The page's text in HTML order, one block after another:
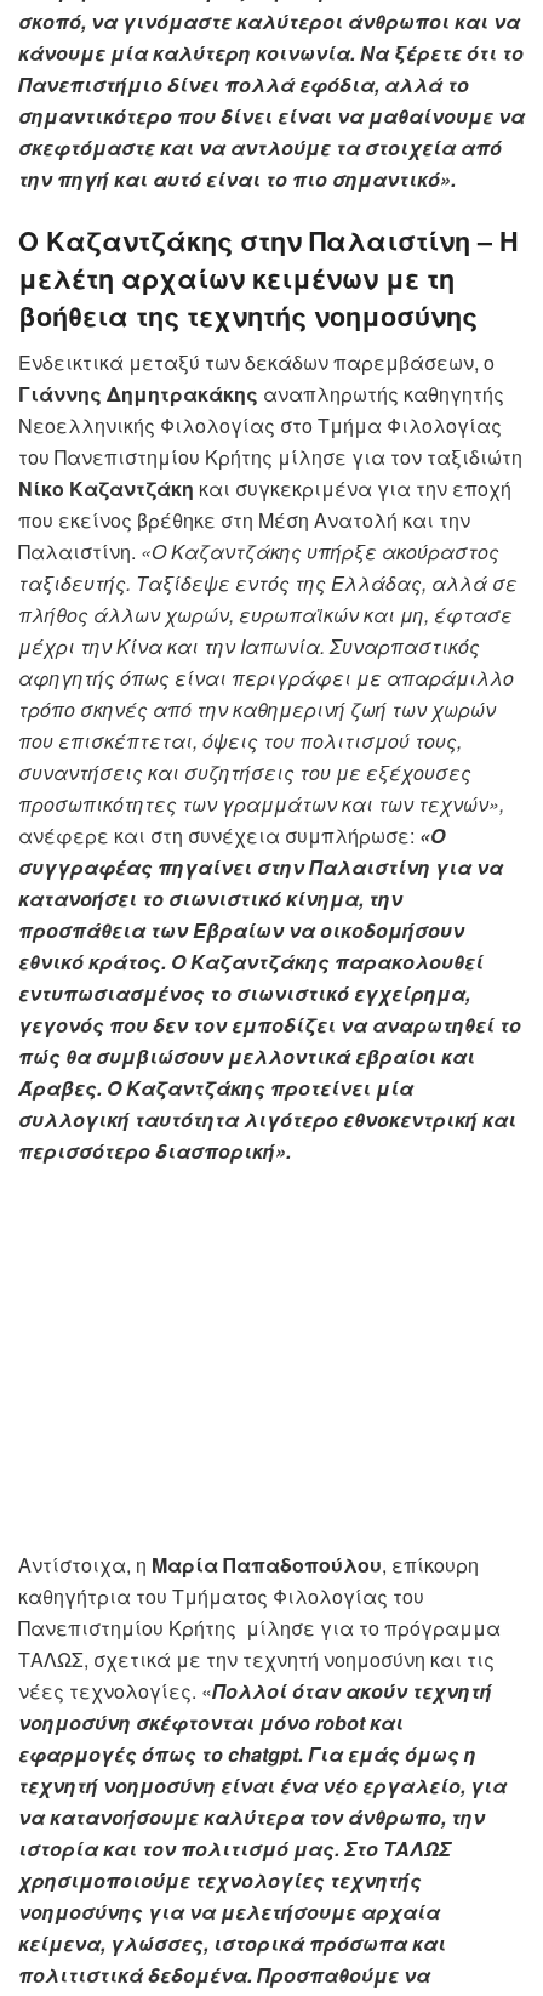
σκοπό, να γινόμαστε καλύτεροι άνθρωποι και να
κάνουμε μία καλύτερη κοινωνία. Να ξέρετε ότι το
Πανεπιστήμιο δίνει πολλά εφόδια, αλλά το
σημαντικότερο που δίνει είναι να μαθαίνουμε να
σκεφτόμαστε και να αντλούμε τα στοιχεία από
την πηγή και αυτό είναι το πιο σημαντικό».
Ο Καζαντζάκης στην Παλαιστίνη – Η
μελέτη αρχαίων κειμένων με τη
βοήθεια της τεχνητής νοημοσύνης
Ενδεικτικά μεταξύ των δεκάδων παρεμβάσεων, ο
Γιάννης Δημητρακάκης αναπληρωτής καθηγητής
Νεοελληνικής Φιλολογίας στο Τμήμα Φιλολογίας
του Πανεπιστημίου Κρήτης μίλησε για τον ταξιδιώτη
Νίκο Καζαντζάκη και συγκεκριμένα για την εποχή
που εκείνος βρέθηκε στη Μέση Ανατολή και την
Παλαιστίνη. «Ο Καζαντζάκης υπήρξε ακούραστος
ταξιδευτής. Ταξίδεψε εντός της Ελλάδας, αλλά σε
πλήθος άλλων χωρών, ευρωπαϊκών και μη, έφτασε
μέχρι την Κίνα και την Ιαπωνία. Συναρπαστικός
αφηγητής όπως είναι περιγράφει με απαράμιλλο
τρόπο σκηνές από την καθημερινή ζωή των χωρών
που επισκέπτεται, όψεις του πολιτισμού τους,
συναντήσεις και συζητήσεις του με εξέχουσες
προσωπικότητες των γραμμάτων και των τεχνών»,
ανέφερε και στη συνέχεια συμπλήρωσε: «Ο
συγγραφέας πηγαίνει στην Παλαιστίνη για να
κατανοήσει το σιωνιστικό κίνημα, την
προσπάθεια των Εβραίων να οικοδομήσουν
εθνικό κράτος. Ο Καζαντζάκης παρακολουθεί
εντυπωσιασμένος το σιωνιστικό εγχείρημα,
γεγονός που δεν τον εμποδίζει να αναρωτηθεί το
πώς θα συμβιώσουν μελλοντικά εβραίοι και
Άραβες. Ο Καζαντζάκης προτείνει μία
συλλογική ταυτότητα λιγότερο εθνοκεντρική και
περισσότερο διασπορική».
Αντίστοιχα, η Μαρία Παπαδοπούλου, επίκουρη
καθηγήτρια του Τμήματος Φιλολογίας του
Πανεπιστημίου Κρήτης μίλησε για το πρόγραμμα
ΤΑΛΩΣ, σχετικά με την τεχνητή νοημοσύνη και τις
νέες τεχνολογίες. «Πολλοί όταν ακούν τεχνητή
νοημοσύνη σκέφτονται μόνο robot και
εφαρμογές όπως το chatgpt. Για εμάς όμως η
τεχνητή νοημοσύνη είναι ένα νέο εργαλείο, για
να κατανοήσουμε καλύτερα τον άνθρωπο, την
ιστορία και τον πολιτισμό μας. Στο ΤΑΛΩΣ
χρησιμοποιούμε τεχνολογίες τεχνητής
νοημοσύνης για να μελετήσουμε αρχαία
κείμενα, γλώσσες, ιστορικά πρόσωπα και
πολιτιστικά δεδομένα. Προσπαθούμε να